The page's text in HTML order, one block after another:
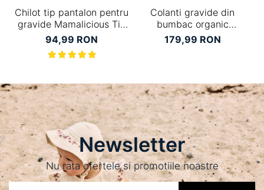
Chilot tip pantalon pentru
gravide Mamalicious Tia
crem
94,99 RON
Colanti gravide din
bumbac organic
Mamalicious Lea - set 2
bucati
179,99 RON
Newsletter
Nu rata ofertele si promotiile noastre